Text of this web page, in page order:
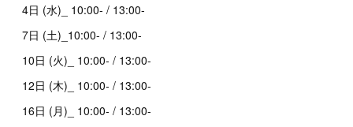
4日 (水)_ 10:00- / 13:00-
7日 (土)_10:00- / 13:00-
10日 (火)_ 10:00- / 13:00-
12日 (木)_ 10:00- / 13:00-
16日 (月)_ 10:00- / 13:00-